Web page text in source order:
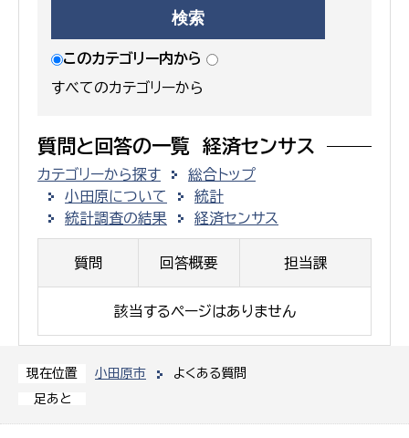
現在位置 小田原市
よくある質問
足あと
このカテゴリー内から
すべてのカテゴリーから
質問と回答の一覧 経済センサス
カテゴリーから探す
総合トップ
小田原について
統計
統計調査の結果
経済センサス
質問 回答概要 担当課
該当するページはありません